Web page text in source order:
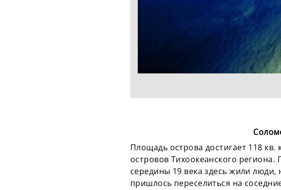
Площадь острова достигает 118
островов Тихоокеанского
середины 19 века здесь жили люди,
пришлось переселиться на